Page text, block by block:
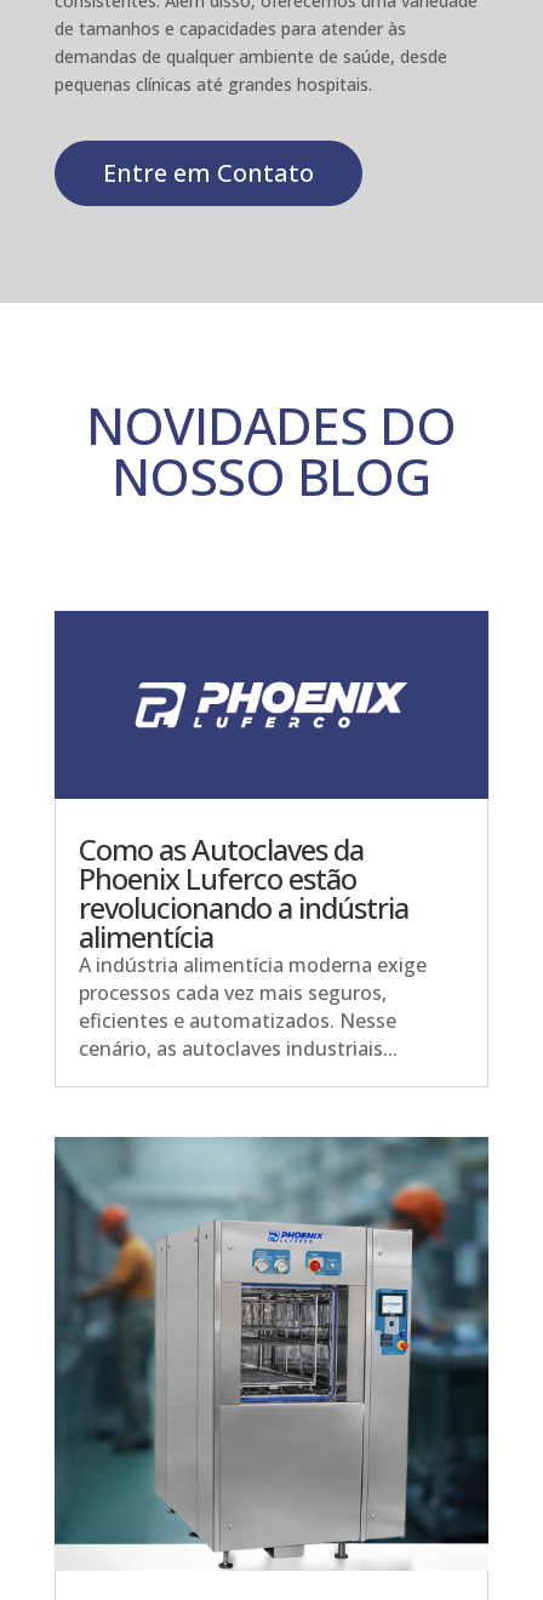
de tamanhos e capacidades para atender às
demandas de qualquer ambiente de saúde, desde
pequenas clínicas até grandes hospitais.
Entre em Contato
NOVIDADES DO
NOSSO BLOG
Como as Autoclaves da
Phoenix Luferco estão
revolucionando a indústria
alimentícia
A indústria alimentícia moderna exige
processos cada vez mais seguros,
eficientes e automatizados. Nesse
cenário, as autoclaves industriais...